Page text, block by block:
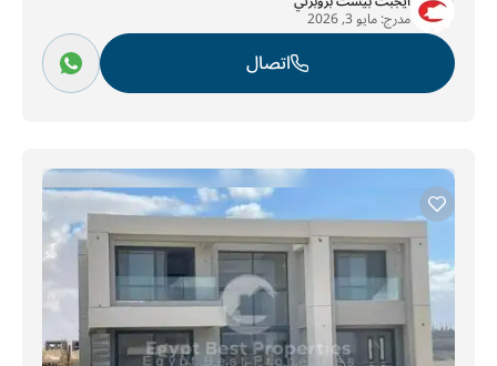
مدرج:مايو 3, 2026
اتصال